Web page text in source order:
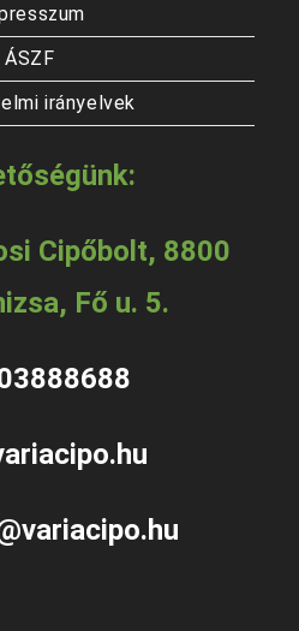
ÁSZF
irányelvek
Cipőbolt, 8800
Fő u. 5.